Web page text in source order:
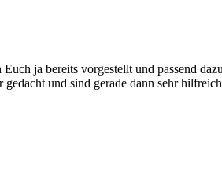
ja bereits vorgestellt und passend
und sind gerade dann sehr